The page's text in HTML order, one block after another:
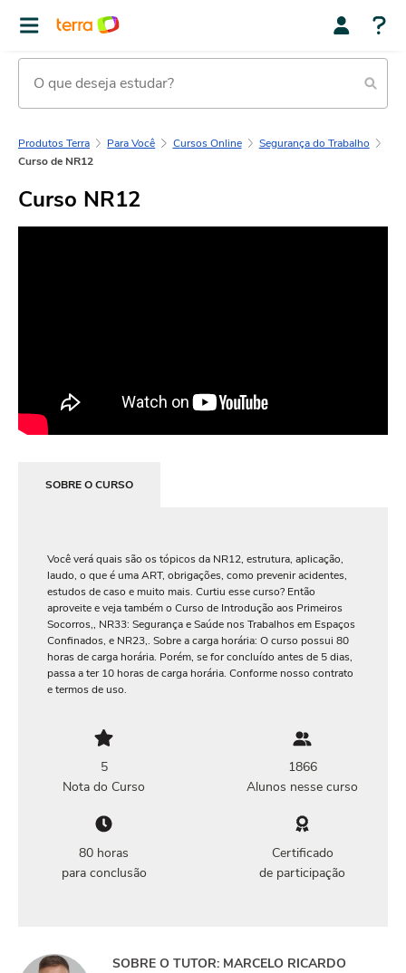
Produtos Terra Para Você Cursos Online
Segurança do Trabalho
Curso de NR12
Curso NR12
SOBRE O CURSO
Você verá quais são os tópicos da NR12, estrutura, aplicação,
laudo, o que é uma ART, obrigações, como prevenir acidentes,
estudos de caso e muito mais. Curtiu esse curso? Então
aproveite e veja também o Curso de Introdução aos Primeiros
Socorros,, NR33: Segurança e Saúde nos Trabalhos em Espaços
Confinados, e NR23,. Sobre a carga horária: O curso possui 80
horas de carga horária. Porém, se for concluído antes de 5 dias,
passa a ter 10 horas de carga horária. Conforme nosso contrato
e termos de uso.
5
Nota do Curso
1866
Alunos nesse curso
80 horas
para conclusão
Certificado
de participação
SOBRE O TUTOR: MARCELO RICARDO